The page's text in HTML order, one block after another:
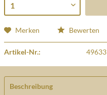
Merken Bewerten
Artikel-Nr.: 49633
Beschreibung